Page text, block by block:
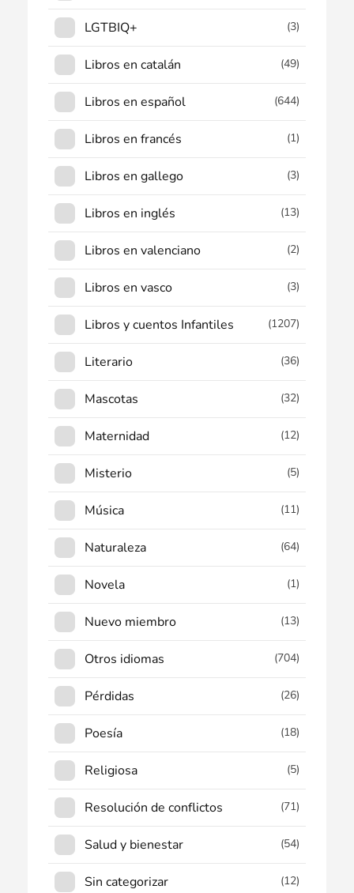
LGTBIQ+ (3)
Libros en catalán (49)
Libros en español (644)
Libros en francés (1)
Libros en gallego (3)
Libros en inglés (13)
Libros en valenciano (2)
Libros en vasco (3)
Libros y cuentos Infantiles (1207)
Literario (36)
Mascotas (32)
Maternidad (12)
Misterio (5)
Música (11)
Naturaleza (64)
Novela (1)
Nuevo miembro (13)
Otros idiomas (704)
Pérdidas (26)
Poesía (18)
Religiosa (5)
Resolución de conflictos (71)
Salud y bienestar (54)
Sin categorizar (12)